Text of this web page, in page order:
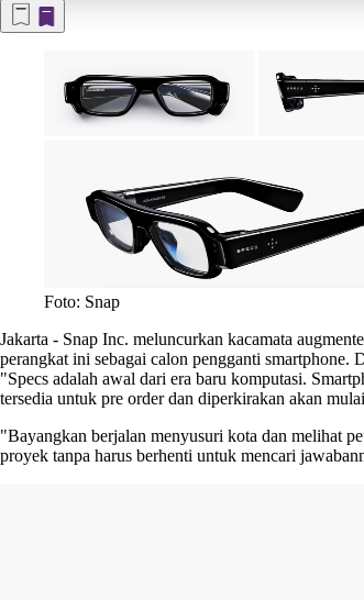
Foto: Snap
Jakarta - Snap Inc. meluncurkan kacamata
perangkat ini sebagai calon pengganti smartphone.
"Specs adalah awal dari era baru komputasi.
tersedia untuk pre order dan diperkirakan akan
"Bayangkan berjalan menyusuri kota dan melihat
proyek tanpa harus berhenti untuk mencari